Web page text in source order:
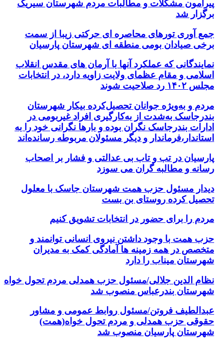
پیرامون مشکلات و مطالبات مردم شهرستان سیریک
برگزار شد
جمع آوری تورهای محاصره ای حرکتی زیبا از سمت
برخی صیادان بومی منطقه ای شهرستان پارسیان
نمایندگانی که عملکرد آنها با آرمان های مقدس انقلاب
اسلامی و مقام عظمای ولایت زاویه دارد، در انتخابات
مجلس ۱۴۰۲ رد صلاحیت شوند
مردم و به‌ویژه جوانان تحصیل‌کرده بیکار شهرستان
بندرجاسک به‌شدت از به‌کارگیری افراد غیربومی در
ادارات بندرجاسک نگران بوده و بارها نگرانی خود را به
استاندار،فرماندار و دیگر مسئولان مربوطه رسانده‌اند
پارسیان در تب و تاب بی عدالتی و فشار بر اصحاب
رسانه و مطالبه گران می سوزد
دیدار مسئول حزب همت شهرستان جاسک با معلول
تحصیل کرده روستای بن بست
مردم را برای حضور در انتخابات تشویق کنیم
حزب همت با وجود داشتن نیروی انسانی توانمند و
متخصص در همه زمینه ها آمادگی کمک به مدیران
شهرستان میناب را دارد
نظام الدین جلالی/مسئول حزب همدلی مردم تحول خواه
شهرستان بندرعباس منصوب شد
عبدالطیف فروتن/مسئول روابط عمومی و مشاور
حقوقی حزب همدلی و مردم تحول خواه(همت)
شهرستان پارسیان منصوب شد